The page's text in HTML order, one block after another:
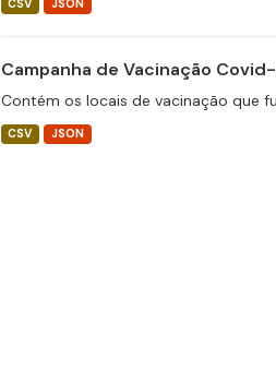
CSV JSON
Campanha de Vacinação Covid-
Contém os locais de vacinação que
CSV JSON